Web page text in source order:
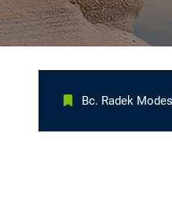
Bc. Radek Modes